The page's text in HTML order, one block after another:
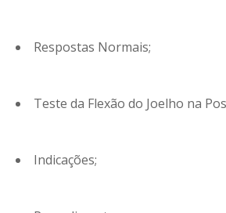
Respostas Normais;
Teste da Flexão do Joelho na
Indicações;